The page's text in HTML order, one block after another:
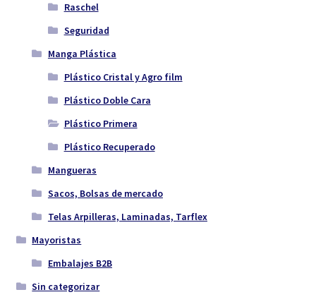
Raschel
Seguridad
Manga Plástica
Plástico Cristal y Agro film
Plástico Doble Cara
Plástico Primera
Plástico Recuperado
Mangueras
Sacos, Bolsas de mercado
Telas Arpilleras, Laminadas, Tarflex
Mayoristas
Embalajes B2B
Sin categorizar